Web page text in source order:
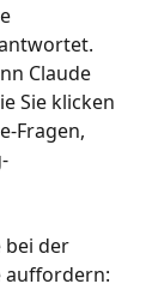
Claude
Sie klicken
Fragen,
bei der
auffordern: